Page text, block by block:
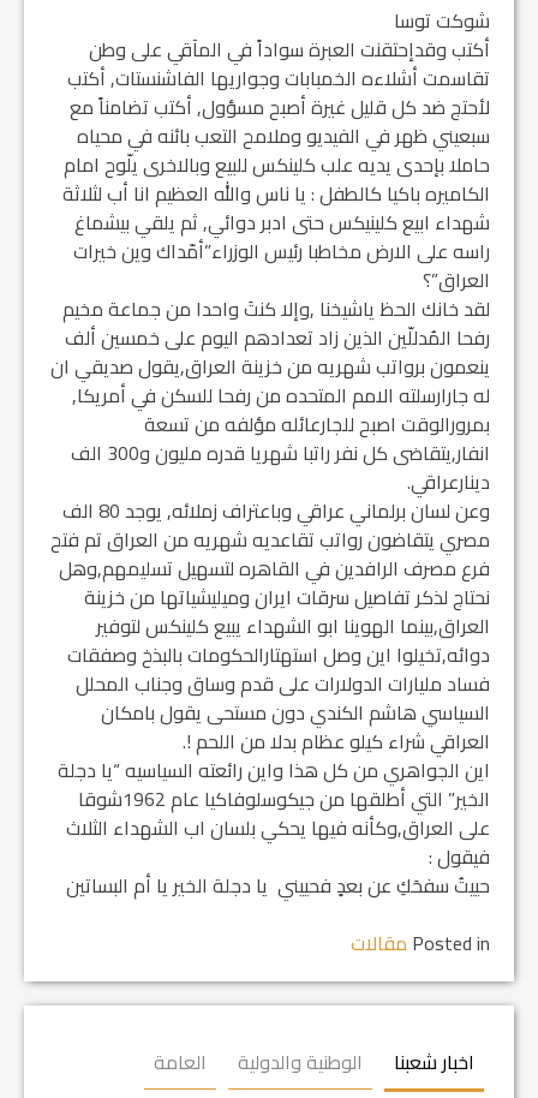
شوكت توسا
أكتب وقدإحتقنت العبرة سواداً في المآقي على وطن
تقاسمت أشلاءه الخمبابات وجواريها الفاشنستات, أكتب
لأحتج ضد كل قليل غيرة أصبح مسؤول, أكتب تضامناً مع
سبعيني ظهر في الفيديو وملامح التعب بائنه في محياه
حاملا بإحدى يديه علب كلينكس للبيع وبالاخرى يلّوح امام
الكاميره باكيا كالطفل : يا ناس والله العظيم انا أب لثلاثة
شهداء ابيع كلينيكس حتى ادبر دوائي, ثم يلقي بيشماغ
راسه على الارض مخاطبا رئيس الوزراء”أمّداك وين خيرات
العراق”؟
لقد خانك الحظ ياشيخنا ,وإلا كنتَ واحدا من جماعة مخيم
رفحا المُدللّين الذين زاد تعدادهم اليوم على خمسين ألف
ينعمون برواتب شهريه من خزينة العراق,يقول صديقي ان
له جارارسلته الامم المتحده من رفحا للسكن في أمريكا,
بمرورالوقت اصبح للجارعائله مؤلفه من تسعة
انفار,يتقاضى كل نفر راتبا شهريا قدره مليون و300 الف
دينارعراقي.
وعن لسان برلماني عراقي وباعتراف زملائه, يوجد 80 الف
مصري يتقاضون رواتب تقاعديه شهريه من العراق تم فتح
فرع مصرف الرافدين في القاهره لتسهيل تسليمهم,وهل
نحتاج لذكر تفاصيل سرقات ايران وميليشياتها من خزينة
العراق,بينما الهوينا ابو الشهداء يبيع كلينكس لتوفير
دوائه,تخيلوا اين وصل استهتارالحكومات بالبذخ وصفقات
فساد مليارات الدولارات على قدم وساق وجناب المحلل
السياسي هاشم الكندي دون مستحى يقول بامكان
العراقي شراء كيلو عظام بدلا من اللحم !.
اين الجواهري من كل هذا واين رائعته السياسيه “يا دجلة
الخير” التي أطلقها من جيكوسلوفاكيا عام 1962شوقا
على العراق,وكأنه فيها يحكي بلسان اب الشهداء الثلاث
فيقول :
حييتُ سفحَكِ عن بعدٍ فحييني يا دجلة الخير يا أم البساتين
Posted in مقالات
اخبار شعبنا الوطنية والدولية العامة